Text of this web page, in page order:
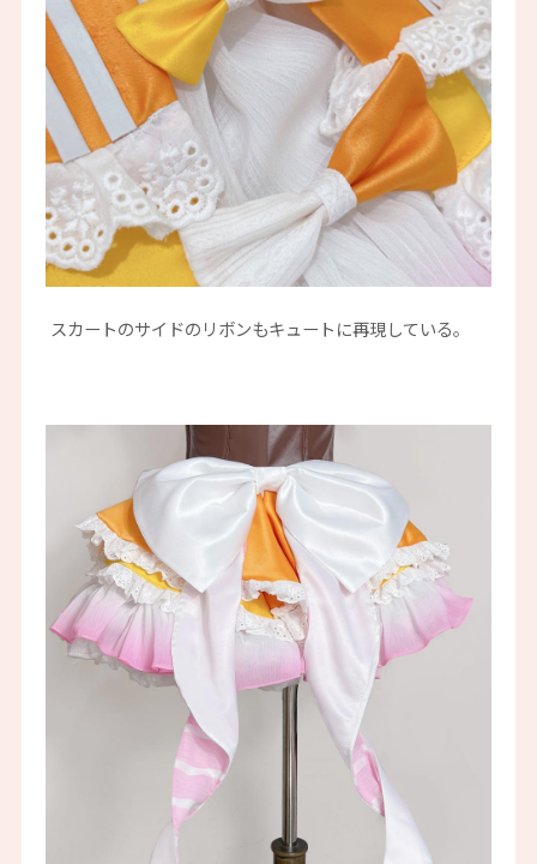
スカートのサイドのリボンもキュートに再現している。